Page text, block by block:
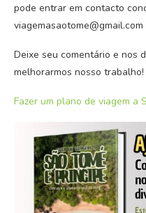
pode entrar em contacto
Deixe seu comentário e nos
melhorarmos nosso trabalho!
Fazer um plano de viagem a